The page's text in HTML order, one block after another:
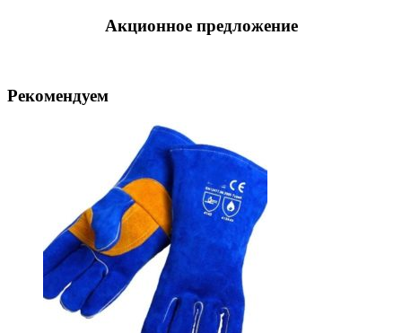
Акционное предложение
Рекомендуем